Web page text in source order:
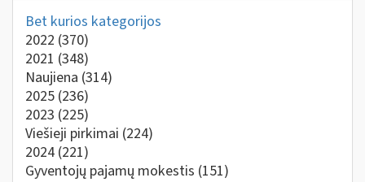
Bet kurios kategorijos
2022 (370)
2021 (348)
Naujiena (314)
2025 (236)
2023 (225)
Viešieji pirkimai (224)
2024 (221)
Gyventojų pajamų mokestis (151)